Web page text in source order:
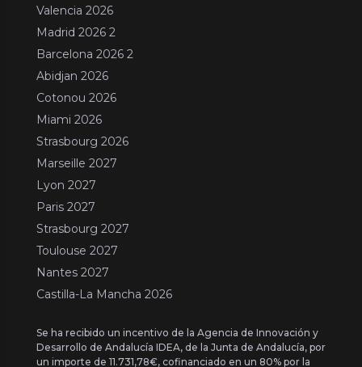
Valencia 2026
Madrid 2026 2
Barcelona 2026 2
Abidjan 2026
Cotonou 2026
Miami 2026
Strasbourg 2026
Marseille 2027
Lyon 2027
Paris 2027
Strasbourg 2027
Toulouse 2027
Nantes 2027
Castilla-La Mancha 2026
Se ha recibido un incentivo de la Agencia de Innovación y
Desarrollo de Andalucía IDEA, de la Junta de Andalucía, por
un importe de 11.731,78€, cofinanciado en un 80% por la